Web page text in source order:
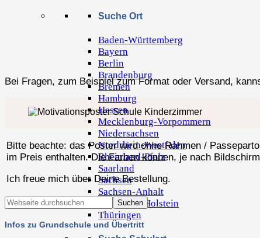
Suche Ort
Baden-Württemberg
Bayern
Berlin
Brandenburg
Bremen
Hamburg
Hessen
Mecklenburg-Vorpommern
Niedersachsen
Nordrhein-Westfalen
Rheinland-Pfalz
Saarland
Sachsen
Sachsen-Anhalt
Schleswig-Holstein
Thüringen
Bei Fragen, zum Beispiel zum Format oder Versand,
Bitte beachte: das Poster wird ohne Rahmen /
im Preis enthalten. Die Farben können, je nach
Ich freue mich über Deine Bestellung.
Infos zu Grundschule und Übertritt